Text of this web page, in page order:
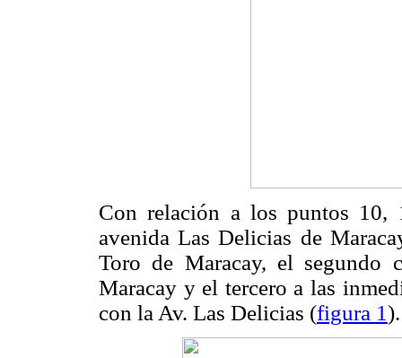
Con relación a los puntos
avenida Las Delicias de
Toro de Maracay, el segundo
Maracay y el tercero a las
con la Av. Las Delicias (figura 1).